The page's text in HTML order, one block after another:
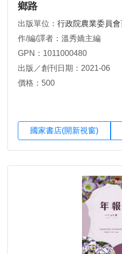
鄉路
出版單位： 行政院農業委員
作/編/譯者：溫秀嬌主編
GPN：1011000480
出版／創刊日期：2021-06
價格：500
國家書店(開新視窗)